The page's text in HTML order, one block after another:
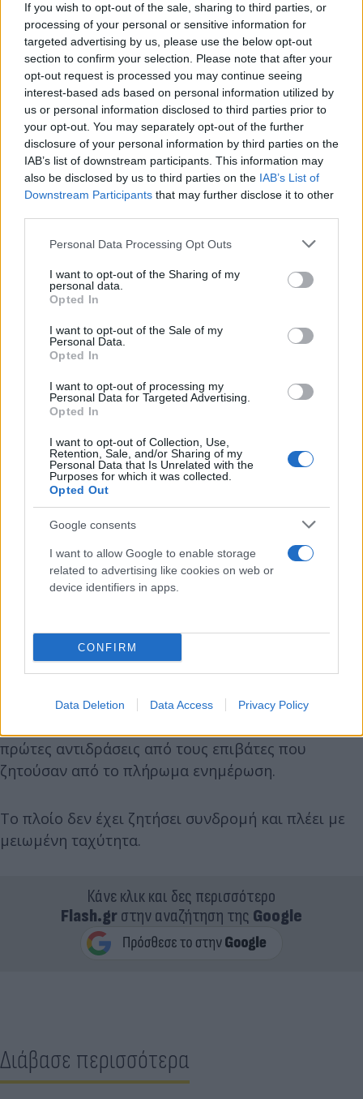
If you wish to opt-out of the sale, sharing to third parties, or
processing of your personal or sensitive information for
targeted advertising by us, please use the below opt-out
section to confirm your selection. Please note that after your
opt-out request is processed you may continue seeing
interest-based ads based on personal information utilized by
us or personal information disclosed to third parties prior to
your opt-out. You may separately opt-out of the further
disclosure of your personal information by third parties on the
IAB’s list of downstream participants. This information may
also be disclosed by us to third parties on the IAB’s List of
Downstream Participants that may further disclose it to other
Please note that this website/app uses one or more Google
not limited to your visit or usage behaviour. You may click to
grant or deny consent to Google and its third-party tags to
use your data for below specified purposes in below Google
consent section.
Personal Data Processing Opt Outs
I want to opt-out of the Sharing of my
personal data.
Opted In
I want to opt-out of the Sale of my
Personal Data.
Opted In
I want to opt-out of processing my
Personal Data for Targeted Advertising.
Opted In
I want to opt-out of Collection, Use,
Retention, Sale, and/or Sharing of my
Personal Data that Is Unrelated with the
Purposes for which it was collected.
Opted Out
Google consents
I want to allow Google to enable storage
related to advertising like cookies on web or
device identifiers in apps.
CONFIRM
Data Deletion Data Access Privacy Policy
Το Blue Horizon ξεκίνησε κανονικά στις 21:00 όπως
ήταν προγραμματισμένο το δρομολόγιό του από το
Περίπου στις 21:45, όμως, έγινε η πρώτη
υπήρχε μηχανική βλάβη και γι’ αυτό ο πλους
γινόταν με μειωμένη ταχύτητα.
Το ίδιο μήνυμα ακούστηκε και σχεδόν δυο ώρες
πρώτες αντιδράσεις από τους επιβάτες που
ζητούσαν από το πλήρωμα ενημέρωση.
Το πλοίο δεν έχει ζητήσει συνδρομή και πλέει με
μειωμένη ταχύτητα.
Κάνε κλικ και δες περισσότερο
Flash.grστην αναζήτηση της Google
Διάβασε περισσότερα